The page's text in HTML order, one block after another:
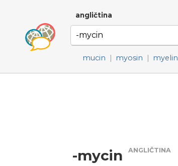
angličtina
mucin | myosin | myelin
-mycin ANGLIČTINA